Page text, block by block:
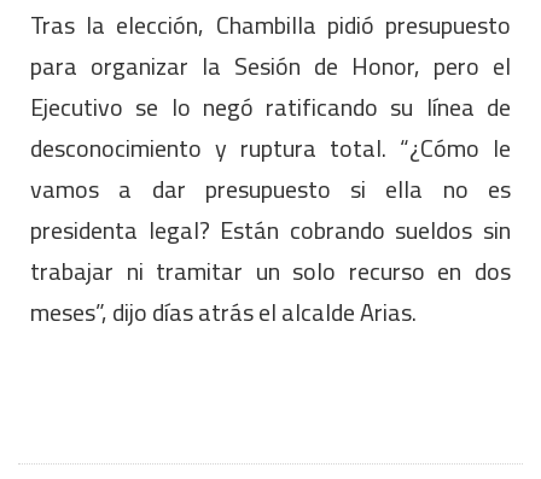
Tras la elección, Chambilla pidió presupuesto
para organizar la Sesión de Honor, pero el
Ejecutivo se lo negó ratificando su línea de
desconocimiento y ruptura total. “¿Cómo le
vamos a dar presupuesto si ella no es
presidenta legal? Están cobrando sueldos sin
trabajar ni tramitar un solo recurso en dos
meses”, dijo días atrás el alcalde Arias.